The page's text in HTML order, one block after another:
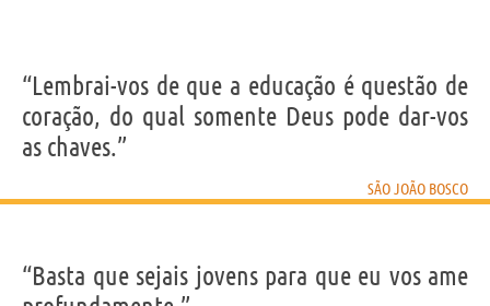
IDENTIKIT E DADOS PESSOAIS
Nome
Giovanni Melchiorre
Sobrenome Bosco
Apelido João Bosco
Título São
Gênero masculino
“Lembrai-vos de que a educação é questão de
coração, do qual somente Deus pode dar-vos
as chaves.”
SÃO JOÃO BOSCO
“Basta que sejais jovens para que eu vos ame